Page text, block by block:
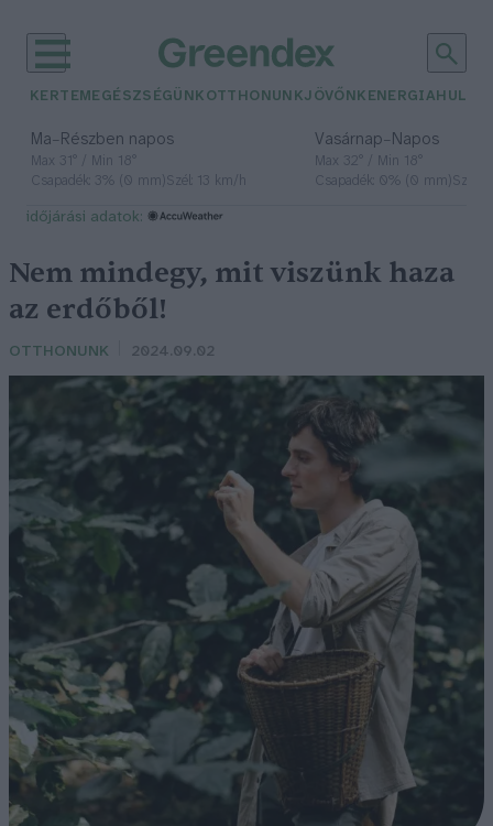
KERTEM EGÉSZSÉGÜNK OTTHONUNKJÖVŐNK ENERGIA
Ma– Részben napos
Max 31° / Min 18°
Csapadék: 3% (0 mm)Szél: 13 km/h
Vasárnap– Napos
Max 32° / Min 18°
Csapadék: 0% (0 mm)Szél:
időjárási adatok:
Nem mindegy, mit viszünk haza
az erdőből!
OTTHONUNK 2024.09.02